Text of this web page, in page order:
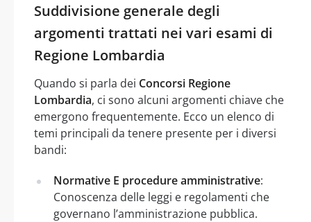
Suddivisione generale degli
argomenti trattati nei vari esami di
Regione Lombardia
Quando si parla dei Concorsi Regione
Lombardia, ci sono alcuni argomenti chiave che
emergono frequentemente. Ecco un elenco di
temi principali da tenere presente per i diversi
bandi:
Normative E procedure amministrative:
Conoscenza delle leggi e regolamenti che
governano l’amministrazione pubblica.